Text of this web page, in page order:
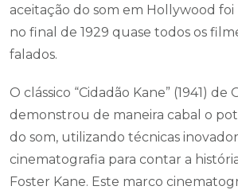
aceitação do som em Hollywood
no final de 1929 quase todos os
falados.
O clássico “Cidadão Kane” (1941) de
demonstrou de maneira cabal o
do som, utilizando técnicas
cinematografia para contar a
Foster Kane. Este marco